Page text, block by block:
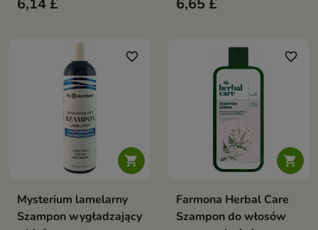
także w poręcznym formacie 100
6,14 £
regeneruje i nadaje intensywny
6,65 £

favorite_border
Mysterium lamelarny
Szampon wygładzający

favorite_border
Farmona Herbal Care
Szampon do włosów